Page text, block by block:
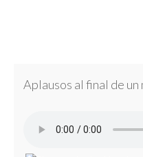
Aplausos al final de